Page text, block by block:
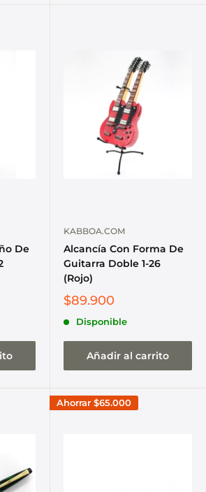
De
KABBOA.COM
Alcancía Con Forma De
Guitarra Doble 1-26
(Rojo)
$89.900
Disponible
Añadir al carrito
Ahorrar $65.000